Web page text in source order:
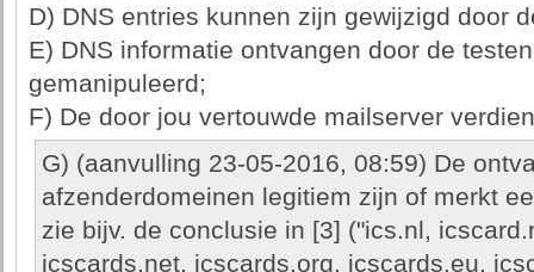
D) DNS entries kunnen zijn gewijzigd door
E) DNS informatie ontvangen door de
gemanipuleerd;
F) De door jou vertouwde mailserver
G) (aanvulling 23-05-2016, 08:59) De
afzenderdomeinen legitiem zijn of merkt
zie bijv. de conclusie in [3] ("ics.nl,
icscards.net, icscards.org, icscards.eu,